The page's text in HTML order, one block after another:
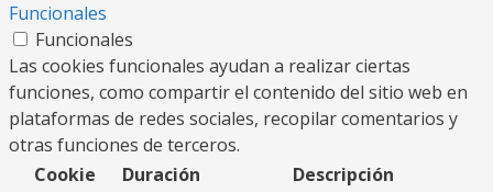
Funcionales
Funcionales
Las cookies funcionales ayudan a realizar ciertas
funciones, como compartir el contenido del sitio web en
plataformas de redes sociales, recopilar comentarios y
otras funciones de terceros.
Cookie
Duración Descripción